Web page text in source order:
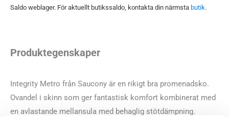
Saldo weblager. För aktuellt butikssaldo, kontakta din närmsta butik.
Produktegenskaper
Integrity Metro från Saucony är en rikigt bra promenadsko.
Ovandel i skinn som ger fantastisk komfort kombinerat med
en avlastande mellansula med behaglig stötdämpning.